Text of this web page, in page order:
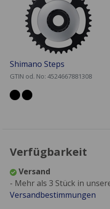
Shimano Steps
GTIN od. No: 4524667881308
Verfügbarkeit
Versand
- Mehr als 3 Stück in
Versandbestimmungen